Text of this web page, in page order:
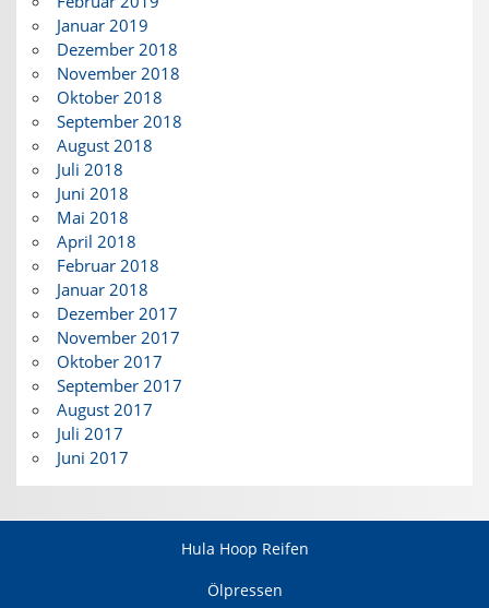
Januar 2019
Dezember 2018
November 2018
Oktober 2018
September 2018
August 2018
Juli 2018
Juni 2018
Mai 2018
April 2018
Februar 2018
Januar 2018
Dezember 2017
November 2017
Oktober 2017
September 2017
August 2017
Juli 2017
Juni 2017
Hula Hoop Reifen
Ölpressen